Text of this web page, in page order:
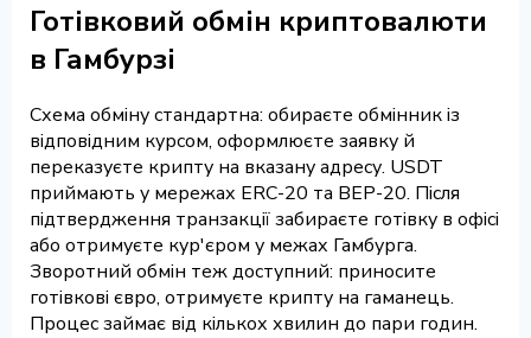
Готівковий обмін криптовалюти
в Гамбурзі
Схема обміну стандартна: обираєте обмінник із
відповідним курсом, оформлюєте заявку й
переказуєте крипту на вказану адресу. USDT
приймають у мережах ERC-20 та BEP-20. Після
підтвердження транзакції забираєте готівку в офісі
або отримуєте кур'єром у межах Гамбурга.
Зворотний обмін теж доступний: приносите
готівкові євро, отримуєте крипту на гаманець.
Процес займає від кількох хвилин до пари годин.